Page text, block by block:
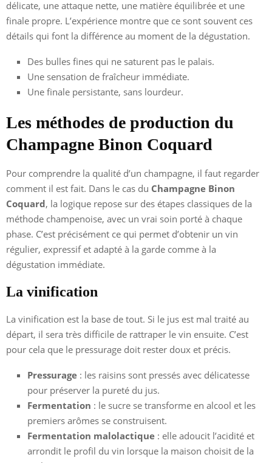
délicate, une attaque nette, une matière équilibrée et une
finale propre. L’expérience montre que ce sont souvent ces
détails qui font la différence au moment de la dégustation.
Des bulles fines qui ne saturent pas le palais.
Une sensation de fraîcheur immédiate.
Une finale persistante, sans lourdeur.
Les méthodes de production du
Champagne Binon Coquard
Pour comprendre la qualité d’un champagne, il faut regarder
comment il est fait. Dans le cas du Champagne Binon
Coquard, la logique repose sur des étapes classiques de la
méthode champenoise, avec un vrai soin porté à chaque
phase. C’est précisément ce qui permet d’obtenir un vin
régulier, expressif et adapté à la garde comme à la
dégustation immédiate.
La vinification
La vinification est la base de tout. Si le jus est mal traité au
départ, il sera très difficile de rattraper le vin ensuite. C’est
pour cela que le pressurage doit rester doux et précis.
Pressurage : les raisins sont pressés avec délicatesse
pour préserver la pureté du jus.
Fermentation : le sucre se transforme en alcool et les
premiers arômes se construisent.
Fermentation malolactique : elle adoucit l’acidité et
arrondit le profil du vin lorsque la maison choisit de la